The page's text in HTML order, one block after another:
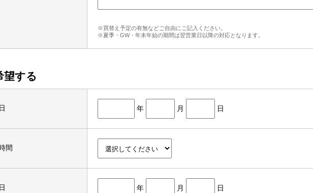
※買替え予定の有無などご自由にご記入ください。
※夏季・GW・年末年始の期間は翌営業日以降の対応となります。
望する
年 月 日
間
年 月 日